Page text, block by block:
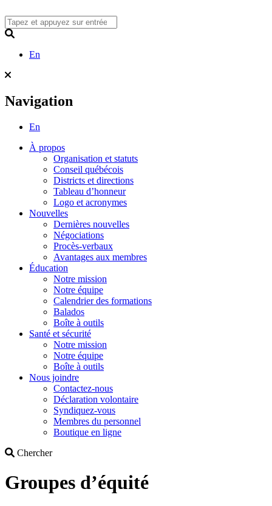
to
content
En
Navigation
En
À propos
Organisation et statuts
Conseil québécois
Districts et directions
Tableau d’honneur
Logo et acronymes
Nouvelles
Dernières nouvelles
Négociations
Procès-verbaux
Avantages aux membres
Éducation
Notre mission
Notre équipe
Calendrier des formations
Balados
Boîte à outils
Santé et sécurité
Notre mission
Notre équipe
Boîte à outils
Nous joindre
Contactez-nous
Déclaration volontaire
Syndiquez-vous
Membres du personnel
Boutique en ligne
ChercherSearch
Groupes d’équité